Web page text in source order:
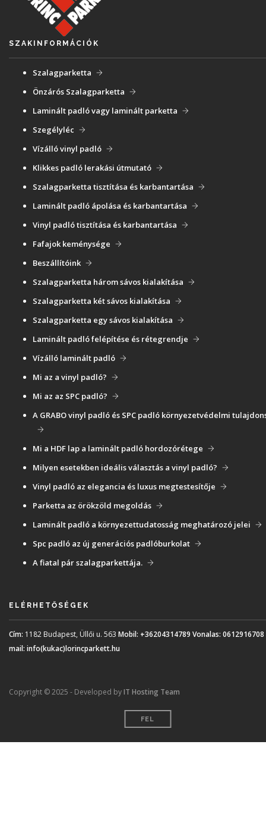
SZAKINFORMÁCIÓK
Szalagparketta
Önzárós Szalagparketta
Laminált padló vagy laminált parketta
Szegélyléc
Vízálló vinyl padló
Klikkes padló lerakási útmutató
Szalagparketta tisztítása és karbantartása
Laminált padló ápolása és karbantartása
Vinyl padló tisztítása és karbantartása
Fafajok keménysége
Beszállítóink
Szalagparketta három sávos kialakítása
Szalagparketta két sávos kialakítása
Szalagparketta egy sávos kialakítása
Laminált padló felépítése és rétegrendje
Vízálló laminált padló
Mi az a vinyl padló?
Mi az az SPC padló?
A GRABO vinyl padló és SPC padló környezetvédelmi
Mi a HDF lap a laminált padló hordozórétege
Milyen esetekben ideális választás a vinyl padló?
Vinyl padló az elegancia és luxus megtestesítője
Parketta az örökzöld megoldás
Laminált padló a környezettudatosság meghatározó jelei
Spc padló az új generációs padlóburkolat
A fiatal pár szalagparkettája.
ELÉRHETŐSÉGEK
Cím: 1182 Budapest, Üllői u. 563 Mobil: +36204314789 Vonalas: 0612916708
mail: info(kukac)lorincparkett.hu
Copyright © 2025 - Developed byIT Hosting Team
FEL